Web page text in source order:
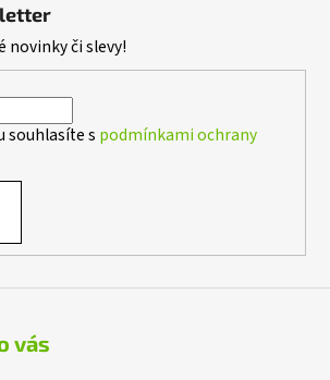
s
novinky či slevy!
souhlasíte s podmínkami ochrany
vás